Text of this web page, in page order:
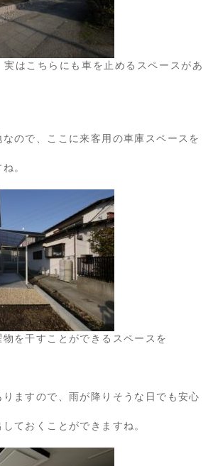
実はこちらにも車を止めるスペースがあ
ので、ここに来客用の車庫スペースを
。
を干すことができるスペースを
ますので、雨が降りそうな日でも安心
ておくことができますね。